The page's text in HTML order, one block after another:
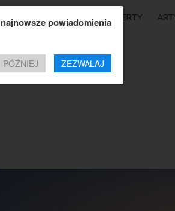
TOP OFERTY
powiadomienia
PÓŹNIEJ ZEZWALAJ